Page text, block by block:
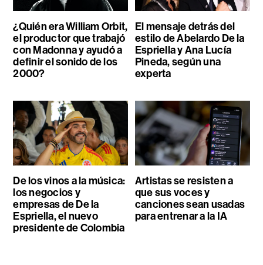
¿Quién era William Orbit,
el productor que trabajó
con Madonna y ayudó a
definir el sonido de los
2000?
El mensaje detrás del
estilo de Abelardo De la
Espriella y Ana Lucía
Pineda, según una
experta
De los vinos a la música:
los negocios y
empresas de De la
Espriella, el nuevo
presidente de Colombia
Artistas se resisten a
que sus voces y
canciones sean usadas
para entrenar a la IA